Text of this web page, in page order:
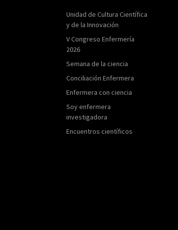
Unidad de Cultura Científica
y de la Innovación
V Congreso Enfermería
2026
Semana de la ciencia
Conciliación Enfermera
Enfermera con ciencia
Soy enfermera
investigadora
Encuentros científicos